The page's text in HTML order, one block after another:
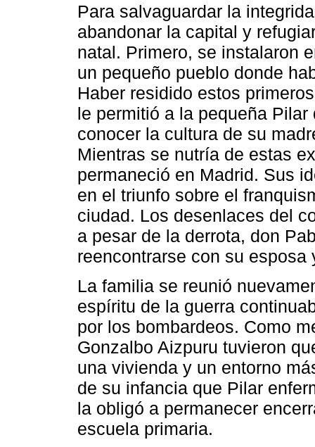
Para salvaguardar la
abandonar la capital y
natal. Primero, se instalaron
un pequeño pueblo donde
Haber residido estos
le permitió a la pequeña
conocer la cultura de su
Mientras se nutría de estas
permaneció en Madrid. Sus
en el triunfo sobre el
ciudad. Los desenlaces del
a pesar de la derrota, don
reencontrarse con su esposa
La familia se reunió
espíritu de la guerra
por los bombardeos. Como
Gonzalbo Aizpuru tuvieron
una vivienda y un entorno
de su infancia que Pilar
la obligó a permanecer
escuela primaria.